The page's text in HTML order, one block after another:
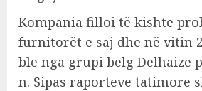
Kompania filloi të kishte
furnitorët e saj dhe në vitin
ble nga grupi belg Delhaize
n. Sipas raporteve tatimore